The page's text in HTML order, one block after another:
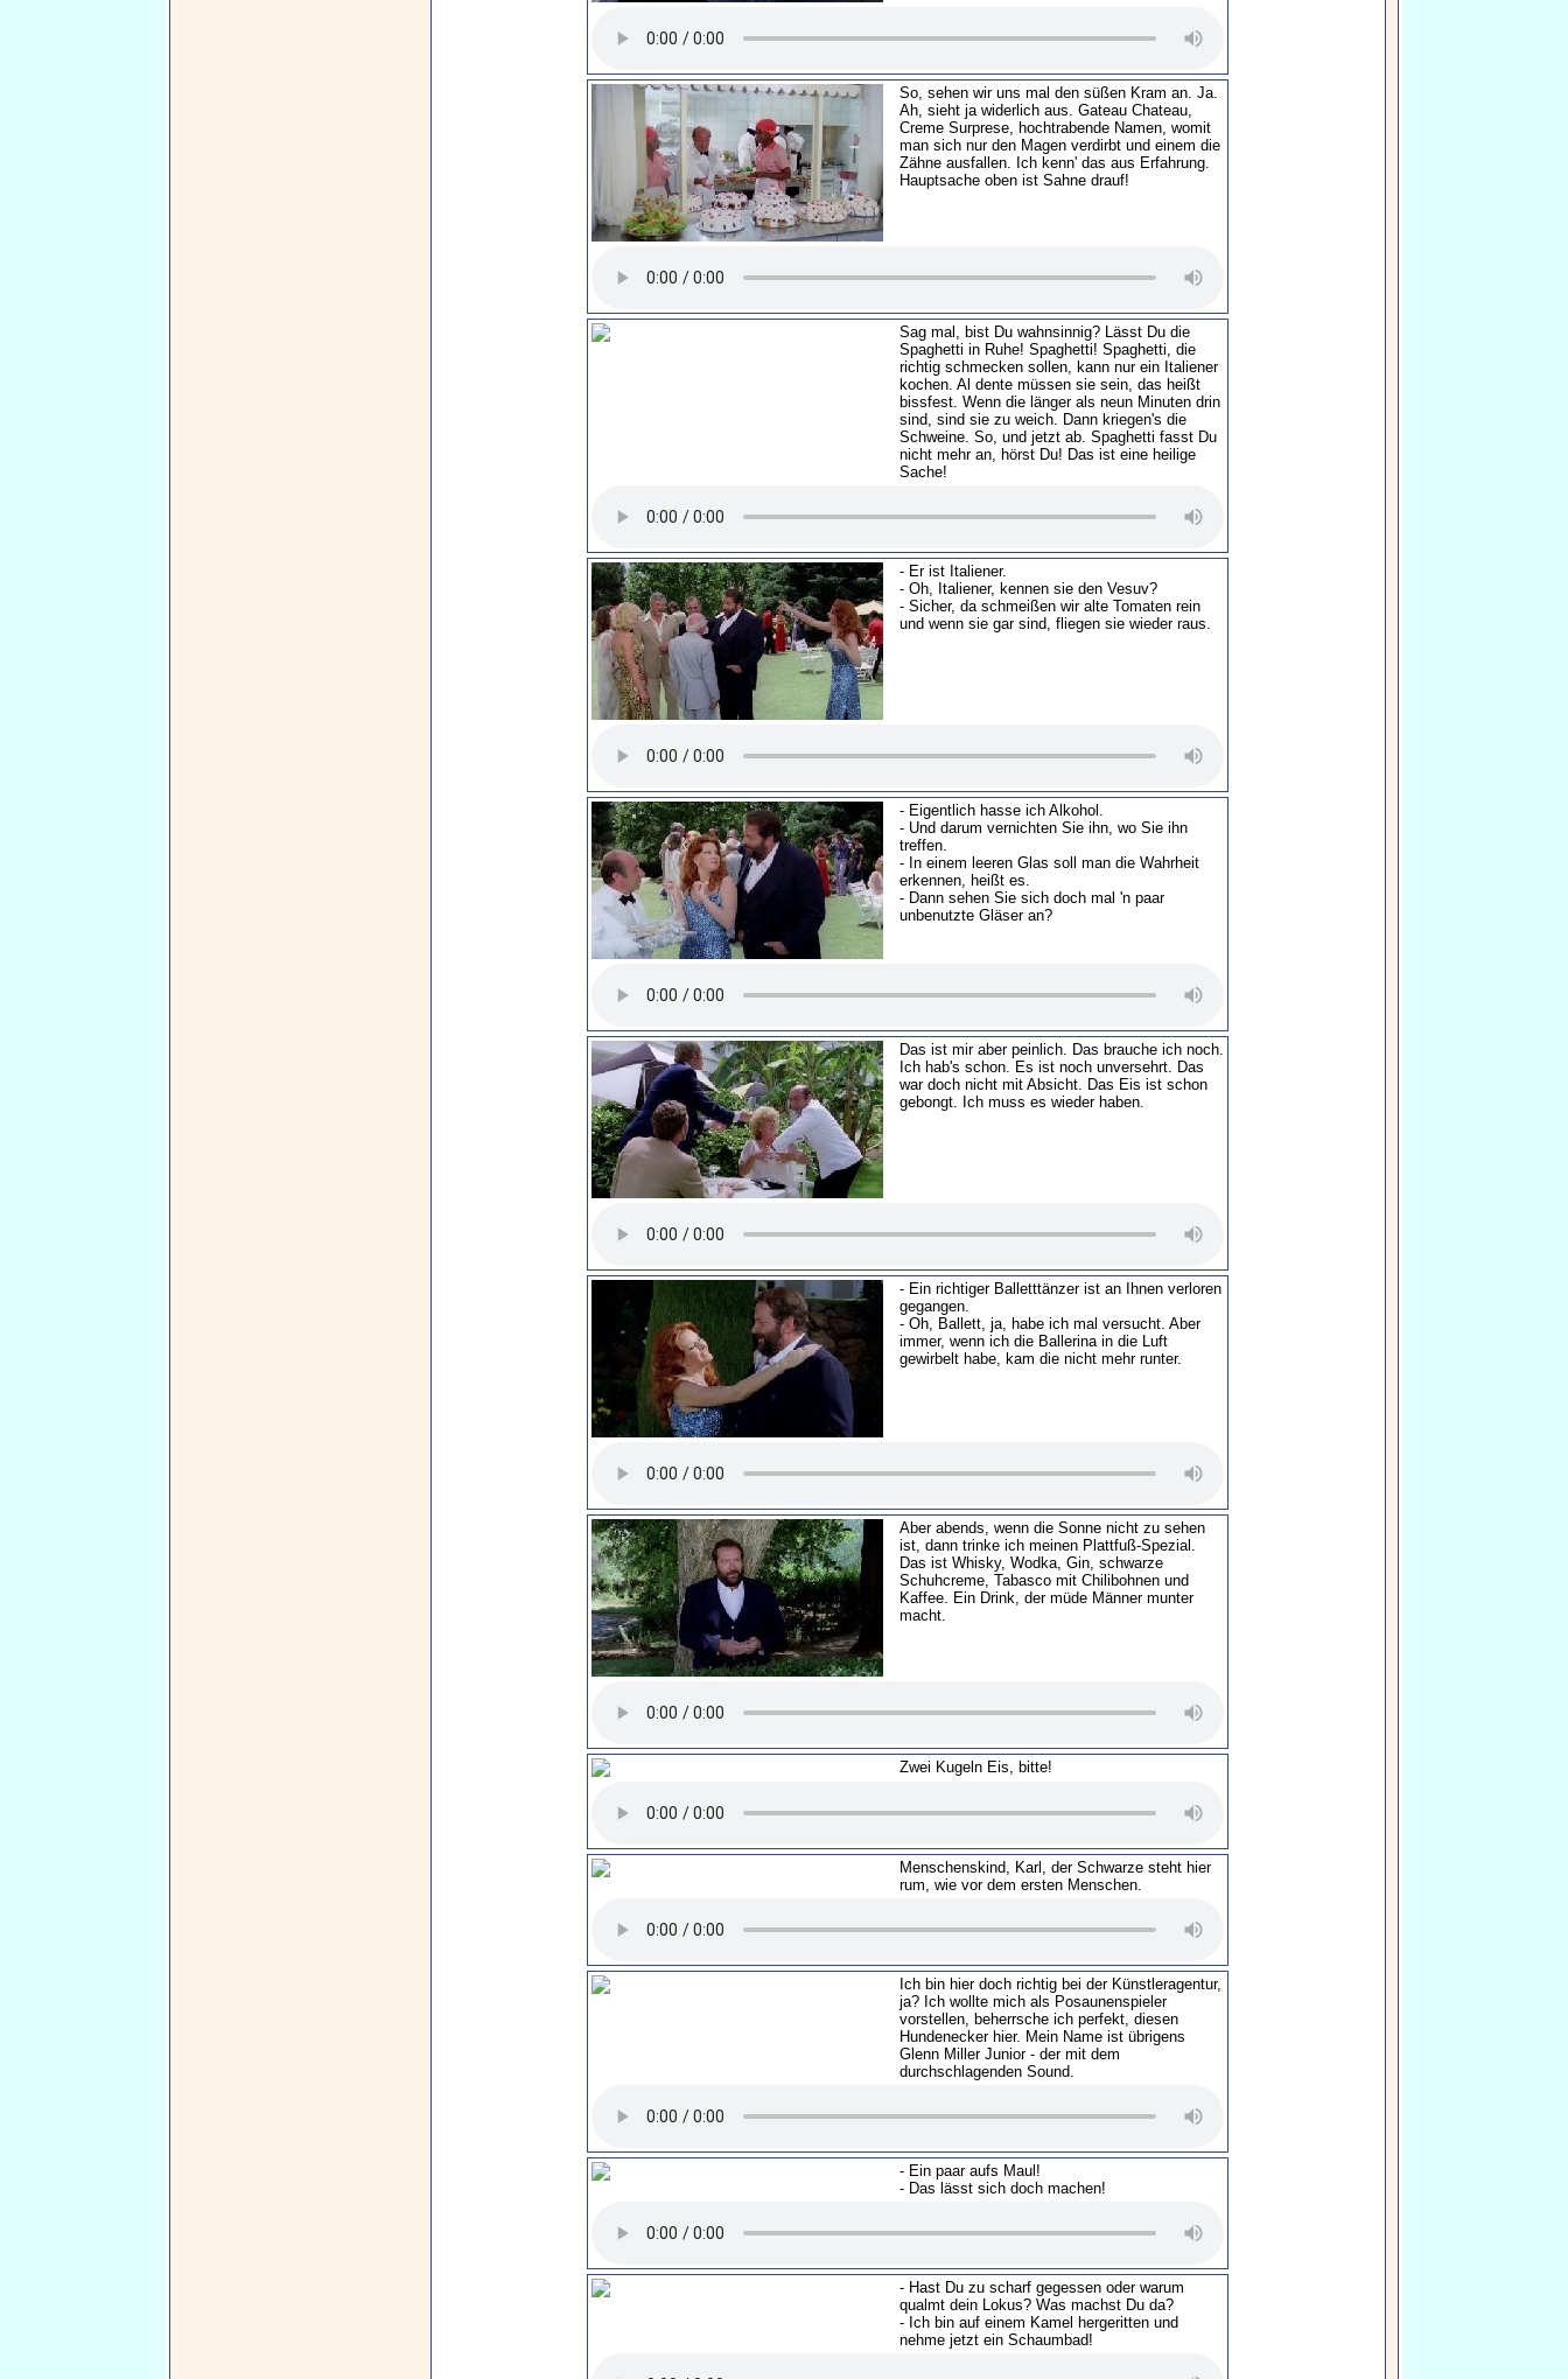
So, sehen wir uns mal den süßen Kram an. Ja.
Ah, sieht ja widerlich aus. Gateau Chateau,
Creme Surprese, hochtrabende Namen, womit
man sich nur den Magen verdirbt und einem die
Zähne ausfallen. Ich kenn' das aus Erfahrung.
Hauptsache oben ist Sahne drauf!
Sag mal, bist Du wahnsinnig? Lässt Du die
Spaghetti in Ruhe! Spaghetti! Spaghetti, die
richtig schmecken sollen, kann nur ein Italiener
kochen. Al dente müssen sie sein, das heißt
bissfest. Wenn die länger als neun Minuten drin
sind, sind sie zu weich. Dann kriegen's die
Schweine. So, und jetzt ab. Spaghetti fasst Du
nicht mehr an, hörst Du! Das ist eine heilige
Sache!
- Er ist Italiener.
- Oh, Italiener, kennen sie den Vesuv?
- Sicher, da schmeißen wir alte Tomaten rein
und wenn sie gar sind, fliegen sie wieder raus.
- Eigentlich hasse ich Alkohol.
- Und darum vernichten Sie ihn, wo Sie ihn
treffen.
- In einem leeren Glas soll man die Wahrheit
erkennen, heißt es.
- Dann sehen Sie sich doch mal 'n paar
unbenutzte Gläser an?
Das ist mir aber peinlich. Das brauche ich noch.
Ich hab's schon. Es ist noch unversehrt. Das
war doch nicht mit Absicht. Das Eis ist schon
gebongt. Ich muss es wieder haben.
- Ein richtiger Balletttänzer ist an Ihnen verloren
gegangen.
- Oh, Ballett, ja, habe ich mal versucht. Aber
immer, wenn ich die Ballerina in die Luft
gewirbelt habe, kam die nicht mehr runter.
Aber abends, wenn die Sonne nicht zu sehen
ist, dann trinke ich meinen Plattfuß-Spezial.
Das ist Whisky, Wodka, Gin, schwarze
Schuhcreme, Tabasco mit Chilibohnen und
Kaffee. Ein Drink, der müde Männer munter
macht.
Zwei Kugeln Eis, bitte!
Menschenskind, Karl, der Schwarze steht hier
rum, wie vor dem ersten Menschen.
Ich bin hier doch richtig bei der Künstleragentur,
ja? Ich wollte mich als Posaunenspieler
vorstellen, beherrsche ich perfekt, diesen
Hundenecker hier. Mein Name ist übrigens
Glenn Miller Junior - der mit dem
durchschlagenden Sound.
- Ein paar aufs Maul!
- Das lässt sich doch machen!
- Hast Du zu scharf gegessen oder warum
qualmt dein Lokus? Was machst Du da?
- Ich bin auf einem Kamel hergeritten und
nehme jetzt ein Schaumbad!